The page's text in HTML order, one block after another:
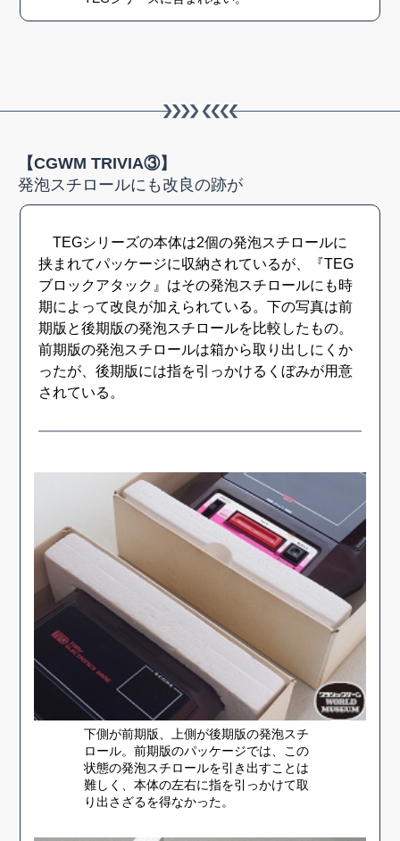
【CGWM TRIVIA③】
発泡スチロールにも改良の跡が
TEGシリーズの本体は2個の発泡スチロールに
挟まれてパッケージに収納されているが、『TEG
ブロックアタック』はその発泡スチロールにも時
期によって改良が加えられている。下の写真は前
期版と後期版の発泡スチロールを比較したもの。
前期版の発泡スチロールは箱から取り出しにくか
ったが、後期版には指を引っかけるくぼみが用意
されている。
下側が前期版、上側が後期版の発泡スチ
ロール。前期版のパッケージでは、この
状態の発泡スチロールを引き出すことは
難しく、本体の左右に指を引っかけて取
り出さざるを得なかった。